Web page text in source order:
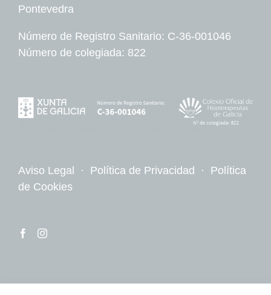
Pontevedra
Número de Registro Sanitario: C-36-001046
Número de colegiada: 822
Aviso Legal · Política de Privacidad · Política
de Cookies